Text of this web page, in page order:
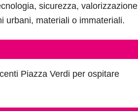
sicurezza, valorizzazione
urbani, materiali o immateriali.
Piazza Verdi per ospitare